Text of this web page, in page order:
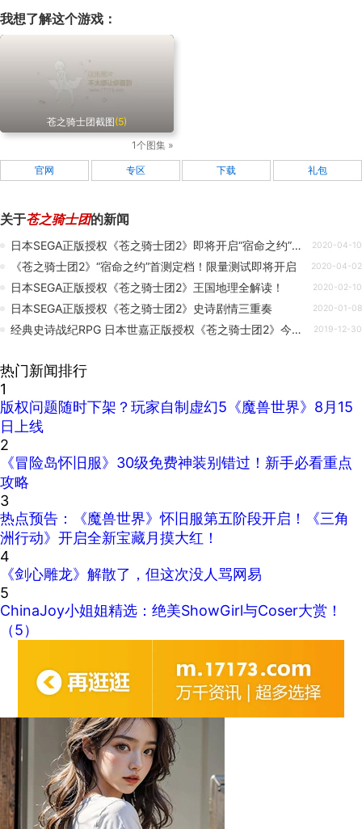
我想了解这个游戏：
苍之骑士团截图(5)
1个图集 »
官网 专区 下载 礼包
关于苍之骑士团的新闻
日本SEGA正版授权《苍之骑士团2》即将开启“宿命之约”双端首测 2020-04-10
《苍之骑士团2》“宿命之约”首测定档！限量测试即将开启 2020-04-02
日本SEGA正版授权《苍之骑士团2》王国地理全解读！ 2020-02-10
日本SEGA正版授权《苍之骑士团2》史诗剧情三重奏 2020-01-08
经典史诗战纪RPG 日本世嘉正版授权《苍之骑士团2》今日首曝 2019-12-30
热门新闻排行
1
版权问题随时下架？玩家自制虚幻5《魔兽世界》8月15
日上线
2
《冒险岛怀旧服》30级免费神装别错过！新手必看重点
攻略
3
热点预告：《魔兽世界》怀旧服第五阶段开启！《三角
洲行动》开启全新宝藏月摸大红！
4
《剑心雕龙》解散了，但这次没人骂网易
5
ChinaJoy小姐姐精选：绝美ShowGirl与Coser大赏！
（5）